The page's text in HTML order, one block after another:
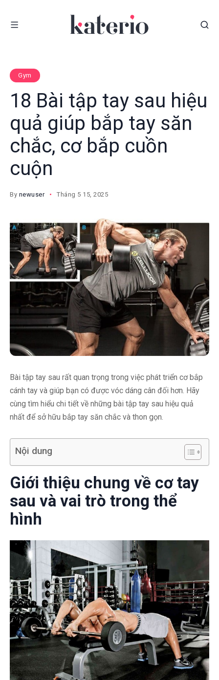
Gym
18 Bài tập tay sau hiệu
quả giúp bắp tay săn
chắc, cơ bắp cuồn
cuộn
By newuser Tháng 5 15, 2025
Bài tập tay sau rất quan trọng trong việc phát triển cơ bắp
cánh tay và giúp bạn có được vóc dáng cân đối hơn. Hãy
cùng tìm hiểu chi tiết về những bài tập tay sau hiệu quả
nhất để sở hữu bắp tay săn chắc và thon gọn.
Nội dung
Giới thiệu chung về cơ tay
sau và vai trò trong thể
hình